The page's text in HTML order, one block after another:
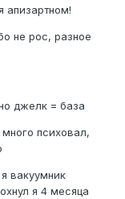
апизартном!
не рос, разное
джелк = база
психовал,
вакуумник
я 4 месяца